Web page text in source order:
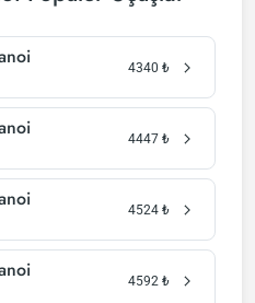
4340 ₺
4447 ₺
4524 ₺
4592 ₺